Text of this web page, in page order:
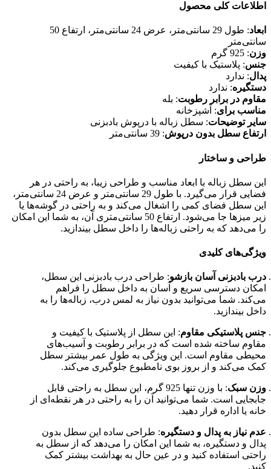
اطلاعات کلی محصول
ابعاد
: طول 29 سانتی‌متر، عرض 24 سانتی‌متر، ارتفاع 50
سانتی‌متر
وزن: 925 گرم
جنس: پلاستیک با کیفیت
پدال: ندارد
دستگیره: ندارد
مقاوم در برابر رطوبت: بله
مناسب برای: آشپزخانه
سایر توضیحات: سطل زباله با درپوش بادبزنی
ارتفاع سطل بدون درپوش: 39 سانتی‌متر
طراحی و ساختار
این سطل زباله با ابعاد مناسب و طراحی زیبا، به راحتی در هر
فضایی قرار می‌گیرد. با طول 29 سانتی‌متر و عرض 24 سانتی‌متر،
این سطل فضای کمی را اشغال می‌کند و به راحتی در گوشه‌ها یا
زیر میزها جا می‌شود. ارتفاع 50 سانتی‌متری آن، به شما این امکان
را می‌دهد که به راحتی زباله‌ها را داخل سطل بیندازید.
ویژگی‌های کلیدی
درب بادبزنی آسان بازشو: طراحی درب بادبزنی این سطل،
امکان دسترسی سریع و آسان به داخل سطل را فراهم
می‌کند. شما می‌توانید بدون نیاز به لمس درب، زباله‌ها را به
داخل بیندازید.
جنس پلاستیکی مقاوم: این سطل از پلاستیک با کیفیت و
مقاوم ساخته شده است که در برابر رطوبت و آسیب‌های
محیطی مقاوم است. این ویژگی به طول عمر بیشتر سطل
کمک می‌کند و از بروز بوی نامطبوع جلوگیری می‌کند.
وزن سبک
: با وزن تنها 925 گرم، این سطل به راحتی قابل
جابجایی است. شما می‌توانید آن را به راحتی در هر نقطه‌ای از
خانه یا اداره قرار دهید.
عدم نیاز به پدال و دستگیره: طراحی ساده این سطل بدون
پدال و دستگیره، به شما این امکان را می‌دهد که از سطل به
راحتی استفاده کنید و در عین حال به بهداشت بیشتر کمک
کنید.